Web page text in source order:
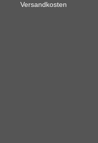
Versandkosten